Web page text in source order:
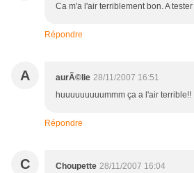
Ca m'a l'air terriblement bon. A
Répondre
A aurÃ©lie 28/11/2007 16:51
huuuuuuuuummm ça a l'air terrible!!
Répondre
C Choupette 28/11/2007 16:04